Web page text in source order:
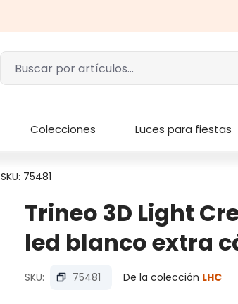
Colecciones Luces para fiestas
SKU: 75481
Trineo 3D Light
led blanco extra
SKU: 75481 De la colección LHC